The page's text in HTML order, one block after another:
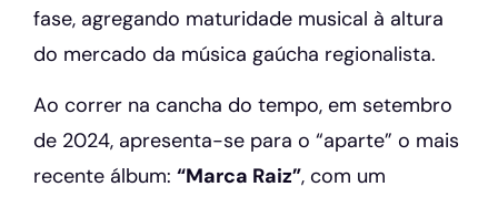
fase, agregando maturidade musical à altura
do mercado da música gaúcha regionalista.
Ao correr na cancha do tempo, em setembro
de 2024, apresenta-se para o “aparte” o mais
recente álbum: “Marca Raiz”, com um